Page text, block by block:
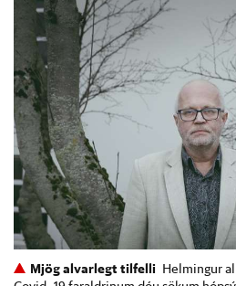
Mjög alvarlegt tilfelli Helmingur